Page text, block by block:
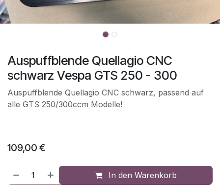
Auspuffblende Quellagio CNC
schwarz Vespa GTS 250 - 300
Auspuffblende Quellagio CNC schwarz, passend auf
alle GTS 250/300ccm Modelle!
109,00 €
In den Warenkorb